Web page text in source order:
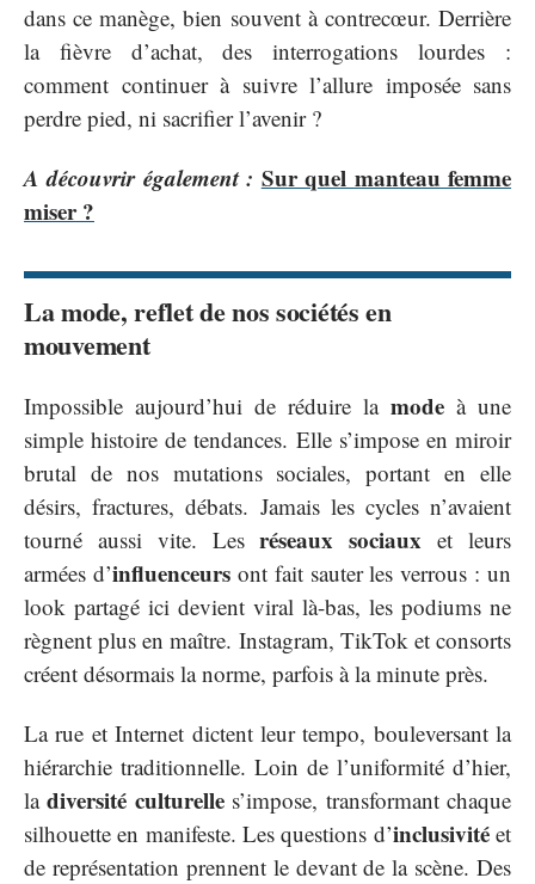
dans ce manège, bien souvent à contrecœur. Derrière
la fièvre d’achat, des interrogations lourdes :
comment continuer à suivre l’allure imposée sans
perdre pied, ni sacrifier l’avenir ?
A découvrir également : Sur quel manteau femme
miser ?
La mode, reflet de nos sociétés en
mouvement
Impossible aujourd’hui de réduire la mode à une
simple histoire de tendances. Elle s’impose en miroir
brutal de nos mutations sociales, portant en elle
désirs, fractures, débats. Jamais les cycles n’avaient
tourné aussi vite. Lesréseaux sociaux et leurs
armées d’influenceursont fait sauter les verrous : un
look partagé ici devient viral là-bas, les podiums ne
règnent plus en maître. Instagram, TikTok et consorts
créent désormais la norme, parfois à la minute près.
La rue et Internet dictent leur tempo, bouleversant la
hiérarchie traditionnelle. Loin de l’uniformité d’hier,
ladiversité culturelles’impose, transformant chaque
silhouette en manifeste. Les questions d’inclusivitéet
de représentation prennent le devant de la scène. Des